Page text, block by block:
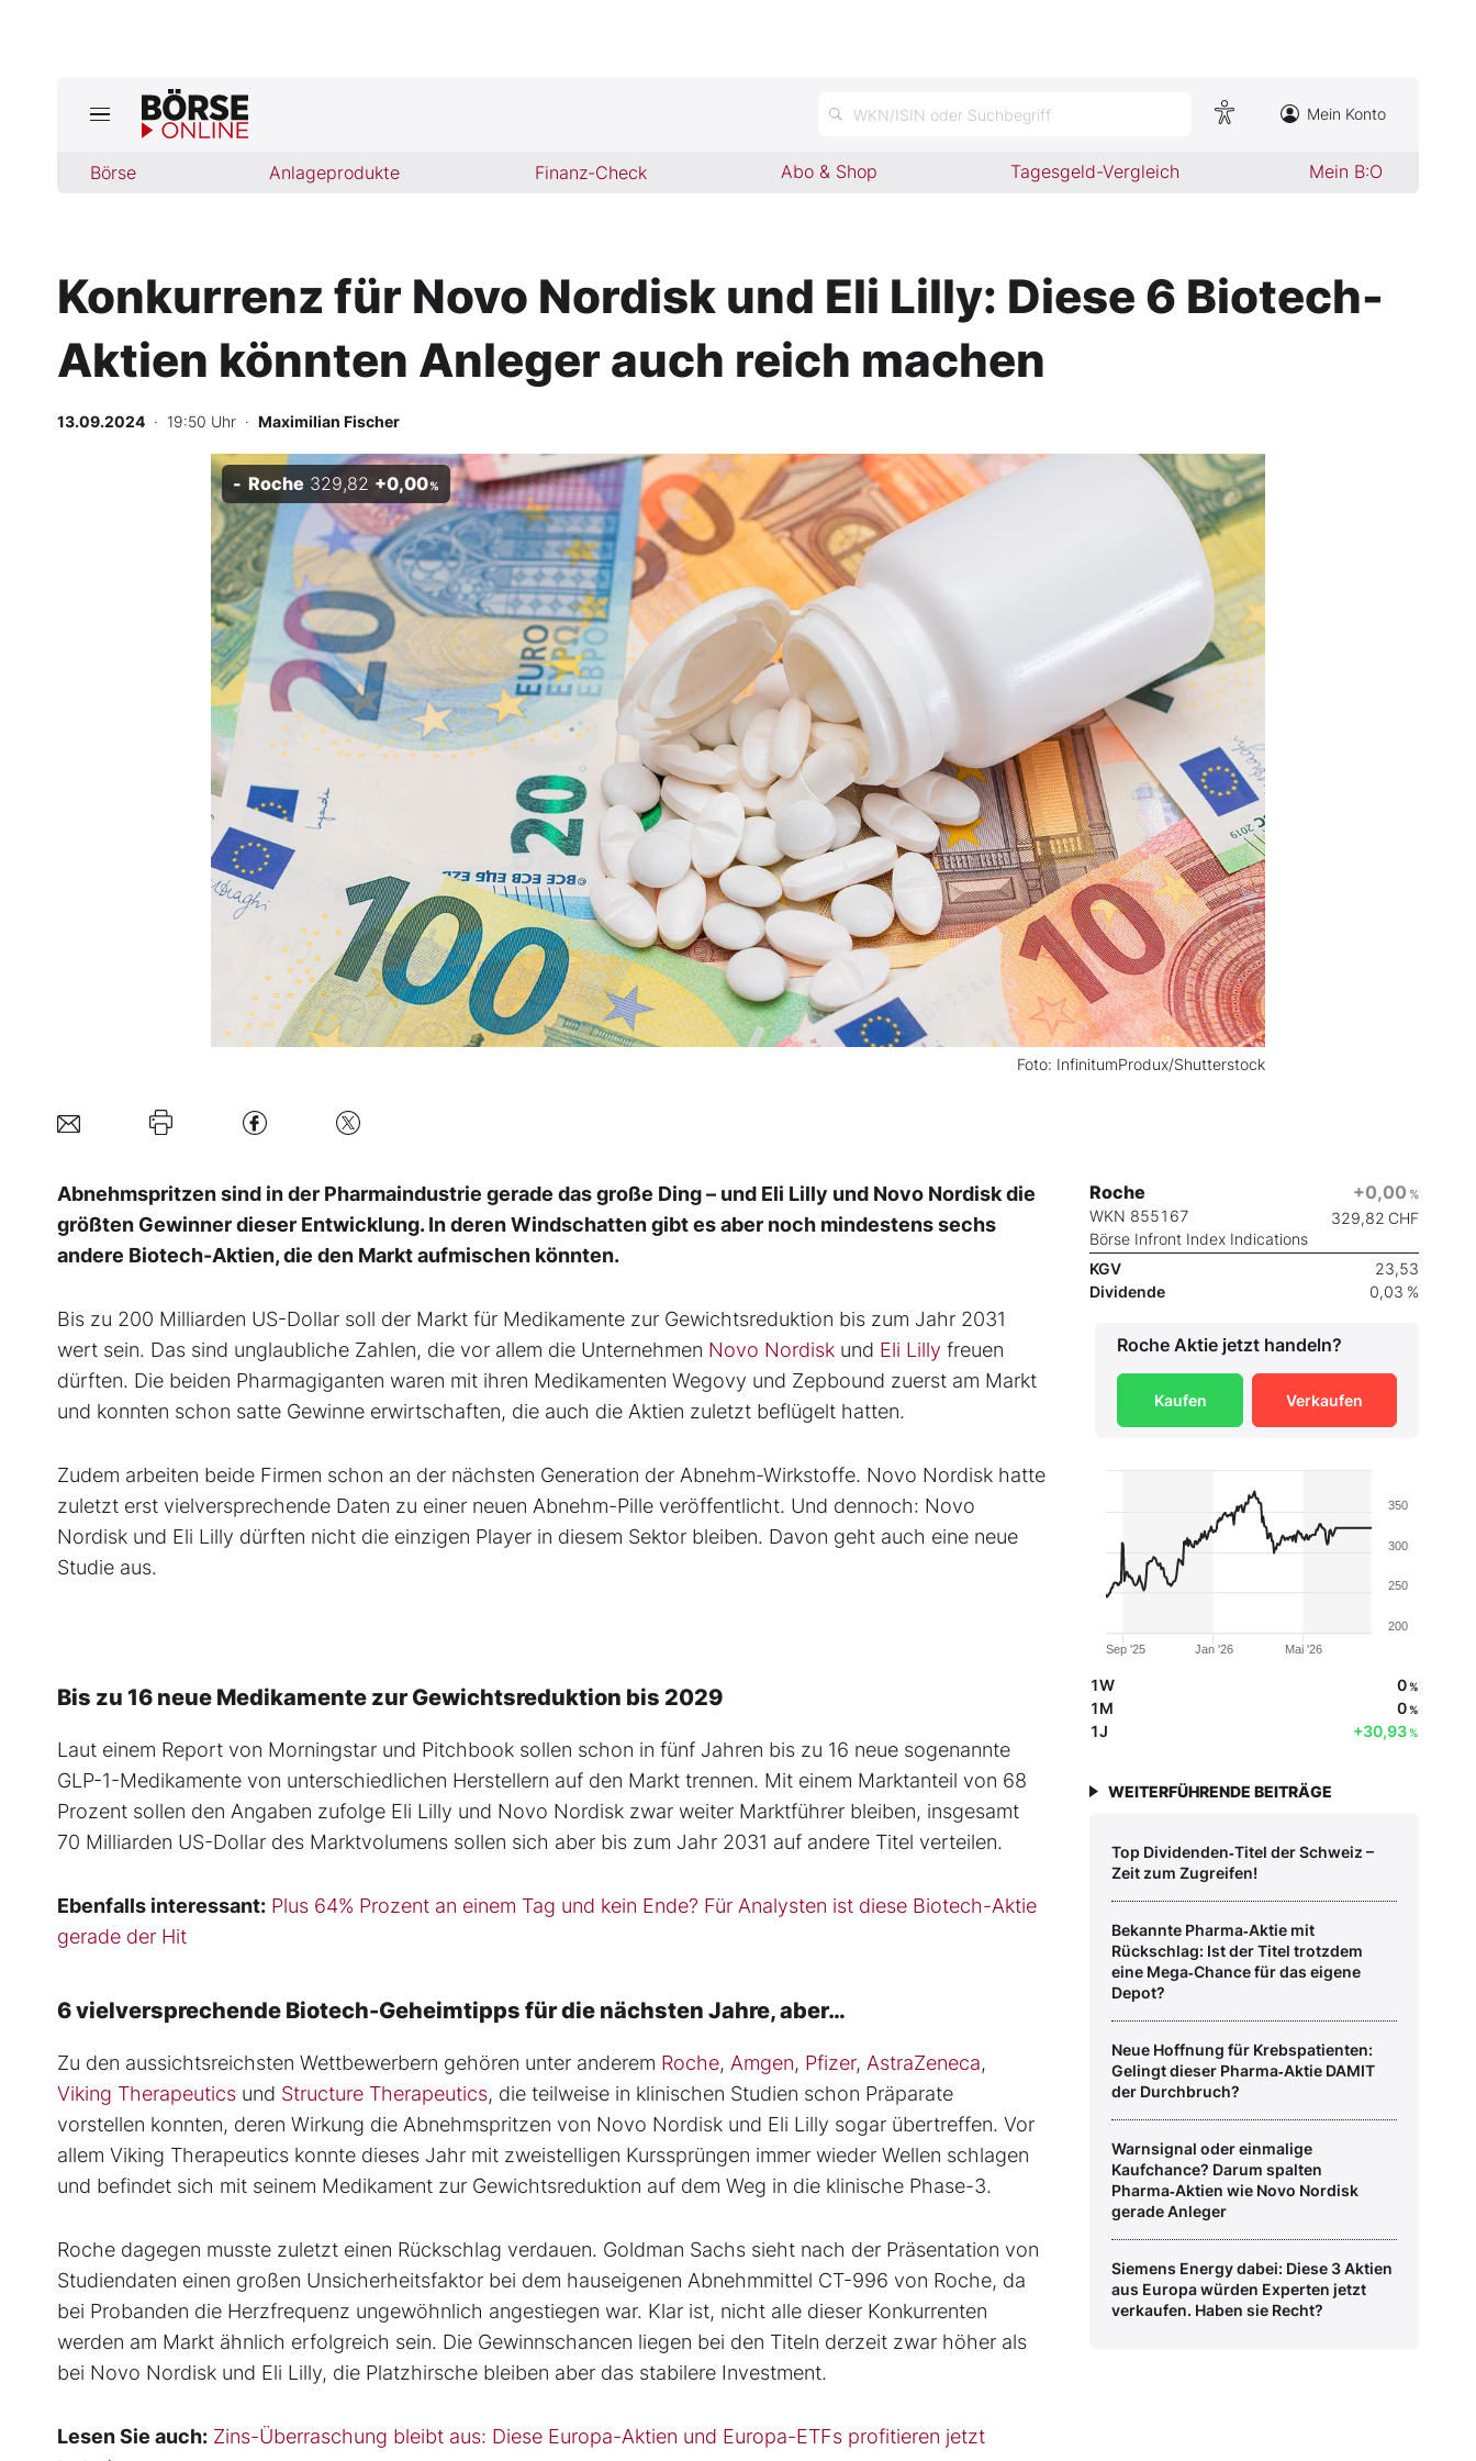
WKN/ISIN oder Suchbegriff Mein Konto
Börse Anlageprodukte Finanz-Check Abo & Shop Tagesgeld-Vergleich Mein B:O
Börse
Finanz-Check
Abo & Shop
BO-Musterdepots
Experten
Mein B:O
Mein Konto
Folgen Sie uns
Kontakt
Konkurrenz für Novo Nordisk und Eli Lilly: Diese 6 Biotech-
Aktien könnten Anleger auch reich machen
13.09.2024 · 19:50 Uhr · Maximilian Fischer
Foto: InfinitumProdux/Shutterstock
Roche 329,82 +0,00%
Abnehmspritzen sind in der Pharmaindustrie gerade das große Ding – und Eli Lilly und Novo Nordisk die
größten Gewinner dieser Entwicklung. In deren Windschatten gibt es aber noch mindestens sechs
andere Biotech-Aktien, die den Markt aufmischen könnten.
Bis zu 200 Milliarden US-Dollar soll der Markt für Medikamente zur Gewichtsreduktion bis zum Jahr 2031
wert sein. Das sind unglaubliche Zahlen, die vor allem die Unternehmen Novo Nordisk und Eli Lilly freuen
dürften. Die beiden Pharmagiganten waren mit ihren Medikamenten Wegovy und Zepbound zuerst am Markt
und konnten schon satte Gewinne erwirtschaften, die auch die Aktien zuletzt beflügelt hatten.
Zudem arbeiten beide Firmen schon an der nächsten Generation der Abnehm-Wirkstoffe. Novo Nordisk hatte
zuletzt erst vielversprechende Daten zu einer neuen Abnehm-Pille veröffentlicht. Und dennoch: Novo
Nordisk und Eli Lilly dürften nicht die einzigen Player in diesem Sektor bleiben. Davon geht auch eine neue
Studie aus.
Bis zu 16 neue Medikamente zur Gewichtsreduktion bis 2029
Laut einem Report von Morningstar und Pitchbook sollen schon in fünf Jahren bis zu 16 neue sogenannte
GLP-1-Medikamente von unterschiedlichen Herstellern auf den Markt trennen. Mit einem Marktanteil von 68
Prozent sollen den Angaben zufolge Eli Lilly und Novo Nordisk zwar weiter Marktführer bleiben, insgesamt
70 Milliarden US-Dollar des Marktvolumens sollen sich aber bis zum Jahr 2031 auf andere Titel verteilen.
Ebenfalls interessant: Plus 64% Prozent an einem Tag und kein Ende? Für Analysten ist diese Biotech-Aktie
gerade der Hit
6 vielversprechende Biotech-Geheimtipps für die nächsten Jahre, aber…
Zu den aussichtsreichsten Wettbewerbern gehören unter anderem Roche, Amgen, Pfizer, AstraZeneca,
Viking Therapeutics und Structure Therapeutics, die teilweise in klinischen Studien schon Präparate
vorstellen konnten, deren Wirkung die Abnehmspritzen von Novo Nordisk und Eli Lilly sogar übertreffen. Vor
allem Viking Therapeutics konnte dieses Jahr mit zweistelligen Kurssprüngen immer wieder Wellen schlagen
und befindet sich mit seinem Medikament zur Gewichtsreduktion auf dem Weg in die klinische Phase-3.
Roche dagegen musste zuletzt einen Rückschlag verdauen. Goldman Sachs sieht nach der Präsentation von
Studiendaten einen großen Unsicherheitsfaktor bei dem hauseigenen Abnehmmittel CT-996 von Roche, da
bei Probanden die Herzfrequenz ungewöhnlich angestiegen war. Klar ist, nicht alle dieser Konkurrenten
werden am Markt ähnlich erfolgreich sein. Die Gewinnschancen liegen bei den Titeln derzeit zwar höher als
bei Novo Nordisk und Eli Lilly, die Platzhirsche bleiben aber das stabilere Investment.
Lesen Sie auch: Zins-Überraschung bleibt aus: Diese Europa-Aktien und Europa-ETFs profitieren jetzt
Roche
WKN 855167
Börse Infront Index Indications
+0,00 %
329,82 CHF
KGV
23,53
Dividende
0,03 %
Roche Aktie jetzt handeln?
Kaufen Verkaufen
Jan '26
Sep '25 Mai '26
200
250
300
350
1W 0%
1M 0%
1J +30,93%
WEITERFÜHRENDE BEITRÄGE
Top Dividenden‑Titel der Schweiz –
Zeit zum Zugreifen!
Bekannte Pharma‑Aktie mit
Rückschlag: Ist der Titel trotzdem
eine Mega‑Chance für das eigene
Depot?
Neue Hoffnung für Krebspatienten:
Gelingt dieser Pharma‑Aktie DAMIT
der Durchbruch?
Warnsignal oder einmalige
Kaufchance? Darum spalten
Pharma‑Aktien wie Novo Nordisk
gerade Anleger
Siemens Energy dabei: Diese 3 Aktien
aus Europa würden Experten jetzt
verkaufen. Haben sie Recht?